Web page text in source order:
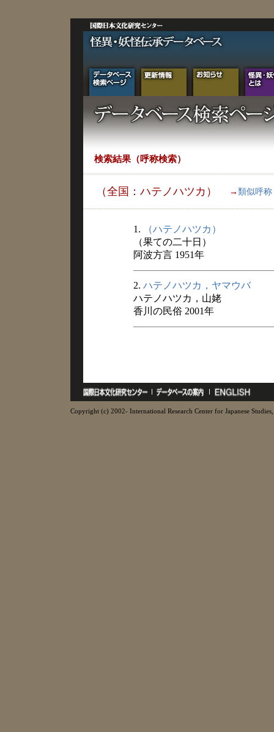
検索結果（呼称検索）
（全国：ハテノハツカ） → 類似呼称
1.
（ハテノハツカ）
（果ての二十日）
阿波方言 1951年
2. ハテノハツカ，ヤマウバ
ハテノハツカ，山姥
香川の民俗 2001年
Copyright (c) 2002- International Research Center for Japanese